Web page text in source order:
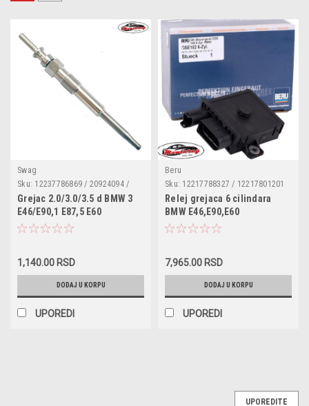
Swag
Sku: 12237786869 / 20924094 /
0250402002 / CH701 / HDS415 /
DG178 / LP089 / 3148600001 /
500648
Grejac 2.0/3.0/3.5 d BMW 3
E46/E90,1 E87,5 E60
1,140.00 RSD
DODAJ U KORPU
UPOREDI
Beru
Sku: 12217788327 / 12217801201
/ GSE102 / 132197 / CCU102 /
661302 / H7285683 / 7788327 /
7801201 / 661302 / 285683 /
7285683 / WG1146060
Relej grejaca 6 cilindara
BMW E46,E90,E60
7,965.00 RSD
DODAJ U KORPU
UPOREDI
UPOREDITE